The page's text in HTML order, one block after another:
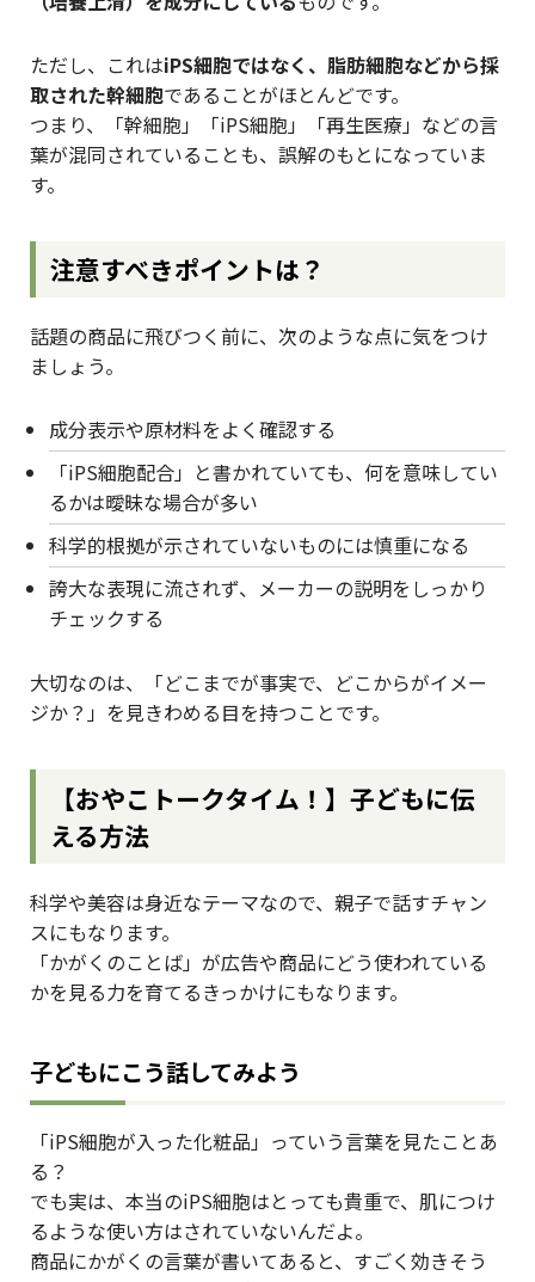
ただし、これはiPS細胞ではなく、脂肪細胞などから採
取された幹細胞であることがほとんどです。
つまり、「幹細胞」「iPS細胞」「再生医療」などの言
葉が混同されていることも、誤解のもとになっていま
す。
注意すべきポイントは？
話題の商品に飛びつく前に、次のような点に気をつけ
ましょう。
成分表示や原材料をよく確認する
「iPS細胞配合」と書かれていても、何を意味してい
るかは曖昧な場合が多い
科学的根拠が示されていないものには慎重になる
誇大な表現に流されず、メーカーの説明をしっかり
チェックする
大切なのは、「どこまでが事実で、どこからがイメー
ジか？」を見きわめる目を持つことです。
【おやこトークタイム！】子どもに伝
える方法
科学や美容は身近なテーマなので、親子で話すチャン
スにもなります。
「かがくのことば」が広告や商品にどう使われている
かを見る力を育てるきっかけにもなります。
子どもにこう話してみよう
「iPS細胞が入った化粧品」っていう言葉を見たことあ
る？
でも実は、本当のiPS細胞はとっても貴重で、肌につけ
るような使い方はされていないんだよ。
商品にかがくの言葉が書いてあると、すごく効きそう